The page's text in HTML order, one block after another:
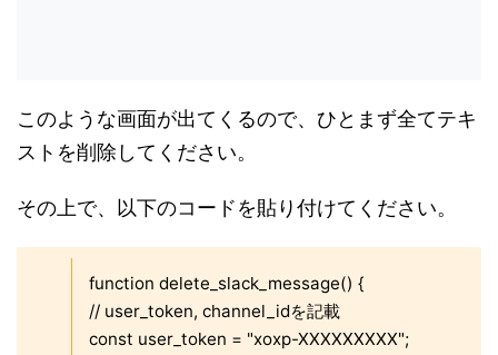
このような画面が出てくるので、ひとまず全てテキ
ストを削除してください。
その上で、以下のコードを貼り付けてください。
function delete_slack_message() {
// user_token, channel_idを記載
const user_token = "xoxp-XXXXXXXXX";